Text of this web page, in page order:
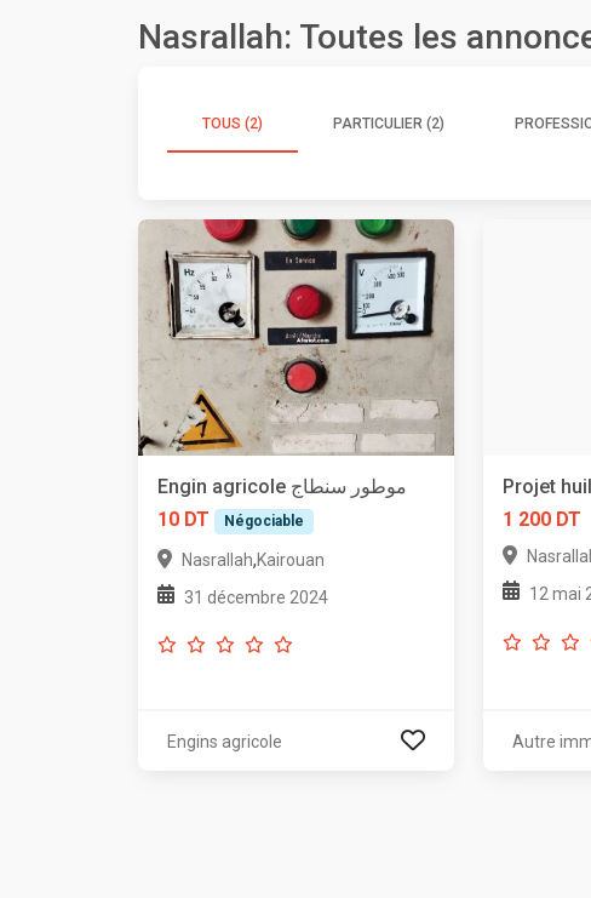
Nasrallah: Toutes les
TOUS (2) PARTICULIER (2)
Engin agricole موطور سنطاج
10 DT
Négociable
Nasrallah,Kairouan
31 décembre 2024
Engins agricole
Projet
1 200 DT
12 mai
Autre